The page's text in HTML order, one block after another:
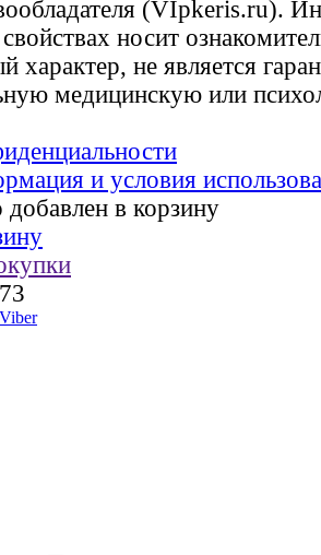
(VIpkeris.ru).
носит
характер, не является
медицинскую или
и условия
в корзину
Viber